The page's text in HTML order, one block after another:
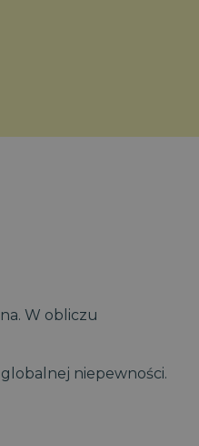
W obliczu
niepewności.